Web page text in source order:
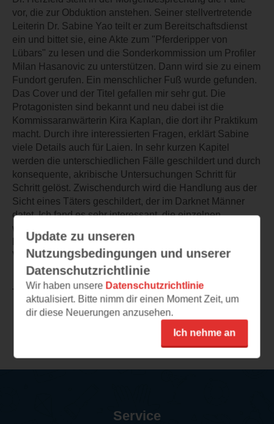
vor, die zur Obduktion anstehen. Seiner stellvertretende
Leiterin Dr. Sabine Yao teilt er zum Bereitschaftsdienst
ein und bittet sie, eine Akte zum "Pferderipper von
Lübars" zu lesen und die Sonderkommission um Profiler
Milan Hasanovic zu unterstützen. Dann wird sie zu einem
Fundort gerufen. Ein menschlicher Fuß wurde gefunden.
Das Cover und der Titel gefallen mir sehr gut. Die
Protagonisten sind bekannt und neu dabei ist die
Kommissaranwärterin Kira Kaplan, die dort ihr Praktikum
macht. Durch ihre interessierten Fragen, erklärt Sabine
viele Details auch für Laien. In sehr kurzen Kapitel
werden die unterschiedlichen Fälle geschildert und durch
konsequente, akribische Untersuchungen Schritt für
Schritt gelöst. Zwischendurch wird die Handlung aus der
Sicht eines Täters geschildert, der im Darknet Männer
datet. Ich fand es sehr interessant, die einzelnen
wissenschaftlichen Untersuchungsmethoden kennen zu
lernen. Auch die neuen Erkenntnisse zur
Veterinärmedizin.
TEILEN
Update zu unseren
Nutzungsbedingungen und unserer
Datenschutzrichtlinie
Wir haben unsere Datenschutzrichtlinie
aktualisiert. Bitte nimm dir einen Moment Zeit, um
dir diese Neuerungen anzusehen.
Ich nehme an
Service